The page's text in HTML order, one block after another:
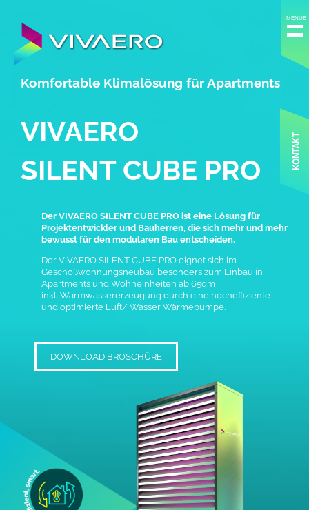
KONTAKT
Komfortable Klimalösung für Apartments
VIVAERO
SILENT CUBE PRO
Der VIVAERO SILENT CUBE PRO ist eine Lösung für
Projektentwickler und Bauherren, die sich mehr und mehr
bewusst für den modularen Bau entscheiden.
Der VIVAERO SILENT CUBE PRO eignet sich im
Geschoßwohnungsneubau besonders zum Einbau in
Apartments und Wohneinheiten ab 65qm
inkl. Warmwassererzeugung durch eine hocheffiziente
und optimierte Luft/ Wasser Wärmepumpe.
DOWNLOAD BROSCHÜRE